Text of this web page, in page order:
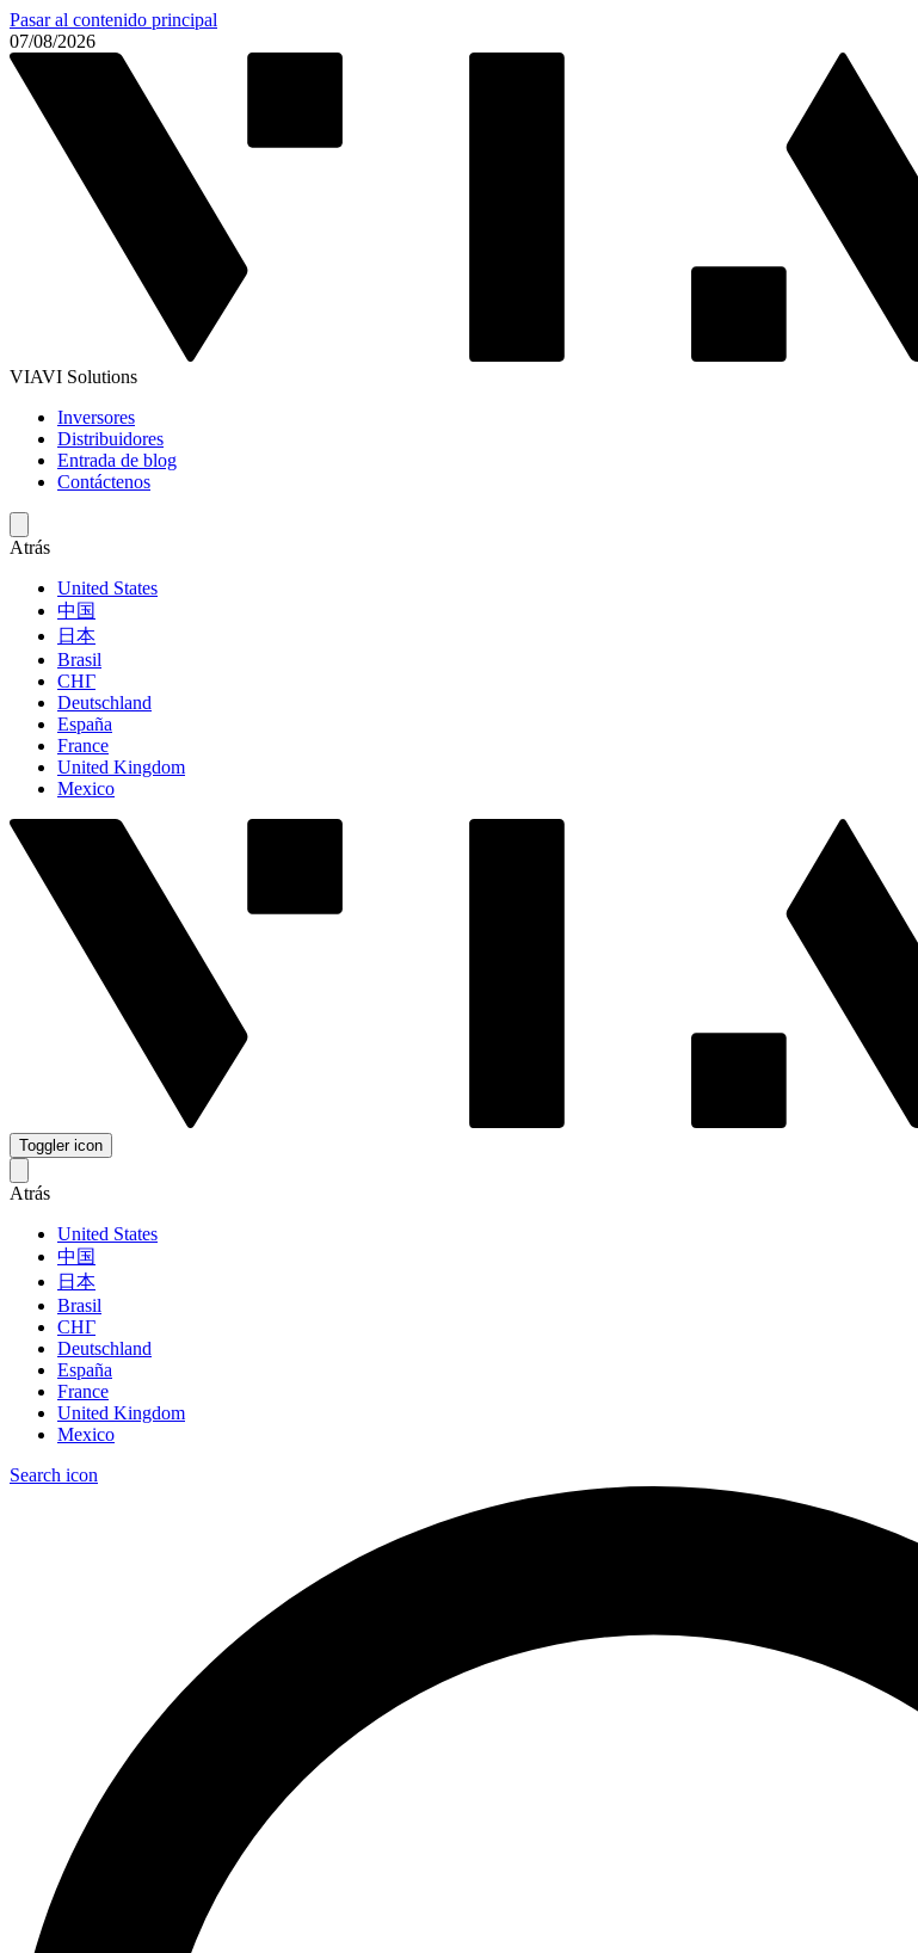
Pasar al contenido principal
07/08/2026
VIAVI Solutions
Inversores
Distribuidores
Entrada de blog
Contáctenos
Atrás
United States
中国
日本
Brasil
СНГ
Deutschland
España
France
United Kingdom
Mexico
Toggler icon
Atrás
United States
中国
日本
Brasil
СНГ
Deutschland
España
France
United Kingdom
Mexico
Search icon